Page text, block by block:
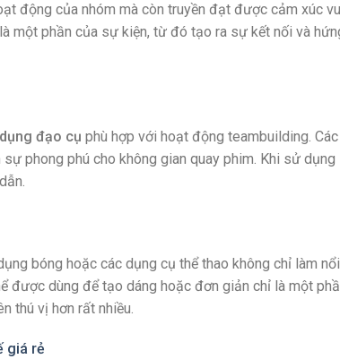
động của nhóm mà còn truyền đạt được cảm xúc
một phần của sự kiện, từ đó tạo ra sự kết nối và
đạo cụ phù hợp với hoạt động teambuilding. Các
phong phú cho không gian quay phim. Khi sử dụng
bóng hoặc các dụng cụ thể thao không chỉ làm nổi
dùng để tạo dáng hoặc đơn giản chỉ là một
thú vị hơn rất nhiều.
giá rẻ